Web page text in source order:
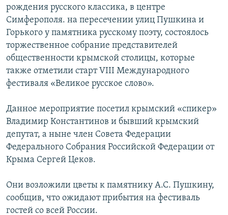
рождения русского классика, в центре
Симферополя. на пересечении улиц Пушкина и
Горького у памятника русскому поэту, состоялось
торжественное собрание представителей
общественности крымской столицы, которые
также отметили старт VIII Международного
фестиваля «Великое русское слово».
Данное мероприятие посетил крымский «спикер»
Владимир Константинов и бывший крымский
депутат, а ныне член Совета Федерации
Федерального Собрания Российской Федерации от
Крыма Сергей Цеков.
Они возложили цветы к памятнику А.С. Пушкину,
сообщив, что ожидают прибытия на фестиваль
гостей со всей России.